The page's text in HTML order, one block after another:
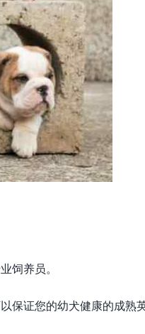
饲养员。
保证您的幼犬健康的成熟